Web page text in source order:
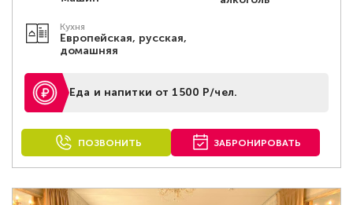
Кухня
Европейская, русская,
домашняя
Еда и напитки от 1500 Р/чел.
ПОЗВОНИТЬ ЗАБРОНИРОВАТЬ